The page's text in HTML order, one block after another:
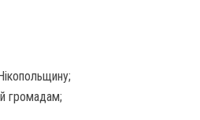
громадам;